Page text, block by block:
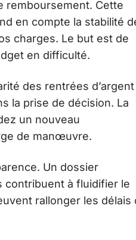
remboursement. Cette
en compte la stabilité
charges. Le but est de
en difficulté.
des rentrées
la prise de décision. La
un nouveau
de manœuvre.
Un dossier
contribuent à fluidifier le
rallonger les délais